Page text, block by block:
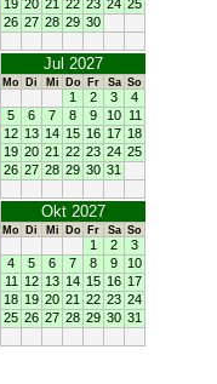
19 20 21 22 23 24 25
26 27 28 29 30
Jul 2027
Mo Di Mi Do Fr Sa So
1 2 3
4
5
6 7 8 9 10 11
12 13 14 15 16 17 18
19 20 21 22 23 24 25
26 27 28 29 30 31
Okt 2027
Mo Di Mi Do Fr Sa So
1 2
3
4
5 6 7 8 9
10
11
12 13 14 15 16 17
18 19 20 21 22 23 24
25 26 27 28 29 30 31